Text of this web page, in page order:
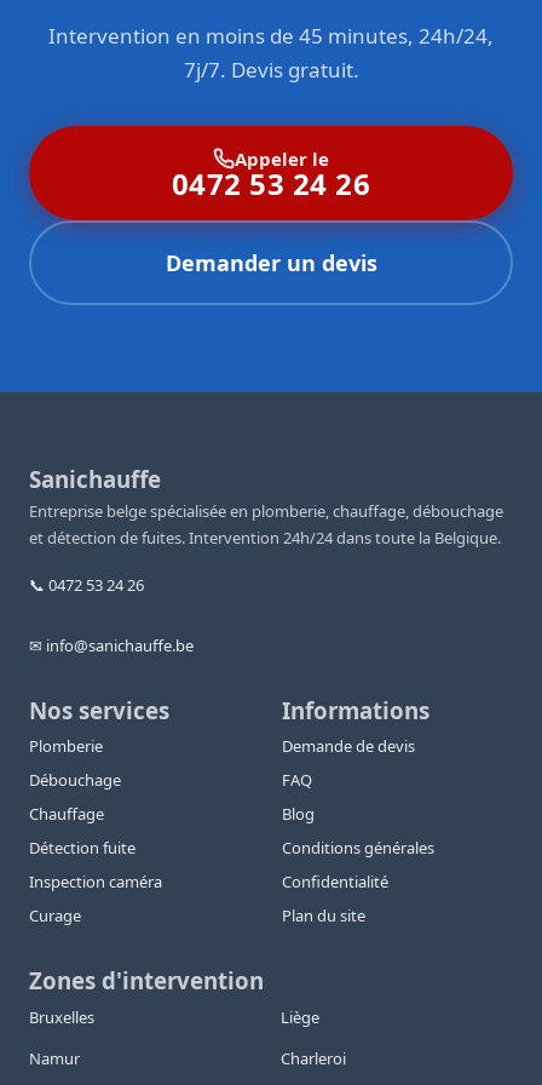
Intervention en moins de 45 minutes, 24h/24,
7j/7. Devis gratuit.
Appeler le
0472 53 24 26
Demander un devis
Sanichauffe
Entreprise belge spécialisée en plomberie, chauffage, débouchage
et détection de fuites. Intervention 24h/24 dans toute la Belgique.
📞 0472 53 24 26
✉ info@sanichauffe.be
Nos services
Plomberie
Débouchage
Chauffage
Détection fuite
Inspection caméra
Curage
Informations
Demande de devis
FAQ
Blog
Conditions générales
Confidentialité
Plan du site
Zones d'intervention
Bruxelles
Liège
Namur
Charleroi